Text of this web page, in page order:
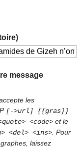
message
les
[->url] {{gras}}
<code> et le
<del> <ins>. Pour
laissez